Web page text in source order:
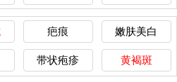
疤痕 嫩肤美白
带状疱疹 黄褐斑